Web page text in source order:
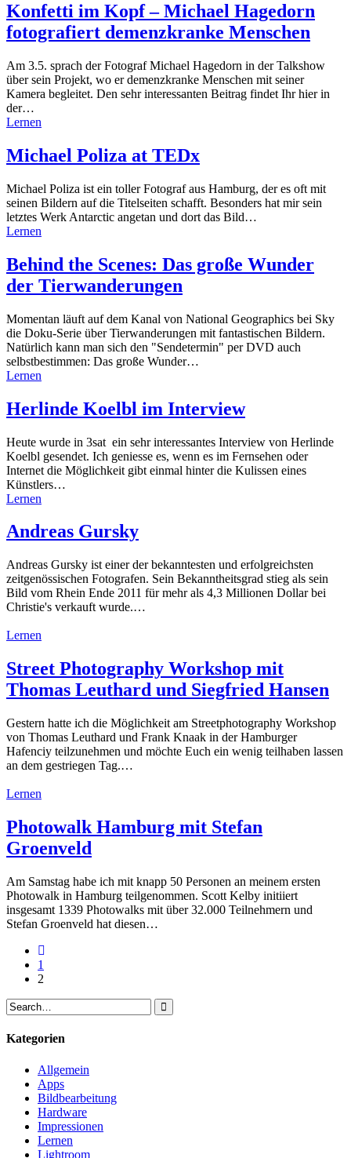
Konfetti im Kopf – Michael Hagedorn
fotografiert demenzkranke Menschen
Am 3.5. sprach der Fotograf Michael Hagedorn in der Talkshow
über sein Projekt, wo er demenzkranke Menschen mit seiner
Kamera begleitet. Den sehr interessanten Beitrag findet Ihr hier in
der…
Lernen
Michael Poliza at TEDx
Michael Poliza ist ein toller Fotograf aus Hamburg, der es oft mit
seinen Bildern auf die Titelseiten schafft. Besonders hat mir sein
letztes Werk Antarctic angetan und dort das Bild…
Lernen
Behind the Scenes: Das große Wunder
der Tierwanderungen
Momentan läuft auf dem Kanal von National Geographics bei Sky
die Doku-Serie über Tierwanderungen mit fantastischen Bildern.
Natürlich kann man sich den "Sendetermin" per DVD auch
selbstbestimmen: Das große Wunder…
Lernen
Herlinde Koelbl im Interview
Heute wurde in 3sat ein sehr interessantes Interview von Herlinde
Koelbl gesendet. Ich geniesse es, wenn es im Fernsehen oder
Internet die Möglichkeit gibt einmal hinter die Kulissen eines
Künstlers…
Lernen
Andreas Gursky
Andreas Gursky ist einer der bekanntesten und erfolgreichsten
zeitgenössischen Fotografen. Sein Bekanntheitsgrad stieg als sein
Bild vom Rhein Ende 2011 für mehr als 4,3 Millionen Dollar bei
Christie's verkauft wurde.…
Lernen
Street Photography Workshop mit
Thomas Leuthard und Siegfried Hansen
Gestern hatte ich die Möglichkeit am Streetphotography Workshop
von Thomas Leuthard und Frank Knaak in der Hamburger
Hafenciy teilzunehmen und möchte Euch ein wenig teilhaben lassen
an dem gestriegen Tag.…
Lernen
Photowalk Hamburg mit Stefan
Groenveld
Am Samstag habe ich mit knapp 50 Personen an meinem ersten
Photowalk in Hamburg teilgenommen. Scott Kelby initiiert
insgesamt 1339 Photowalks mit über 32.000 Teilnehmern und
Stefan Groenveld hat diesen…
1
2
Kategorien
Allgemein
Apps
Bildbearbeitung
Hardware
Impressionen
Lernen
Lightroom